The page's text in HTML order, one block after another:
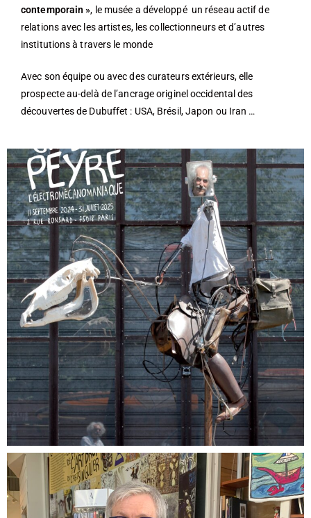
contemporain », le musée a développé un réseau actif de
relations avec les artistes, les collectionneurs et d’autres
institutions à travers le monde
Avec son équipe ou avec des curateurs extérieurs, elle
prospecte au-delà de l’ancrage originel occidental des
découvertes de Dubuffet : USA, Brésil, Japon ou Iran …